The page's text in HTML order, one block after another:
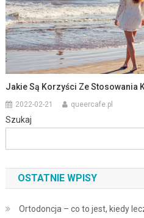
Jakie Są Korzyści Ze Stosowania
2022-02-21 queercafe.pl
Szukaj
OSTATNIE WPISY
Ortodoncja – co to jest, kiedy